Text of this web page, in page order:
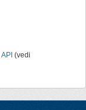
API (vedi